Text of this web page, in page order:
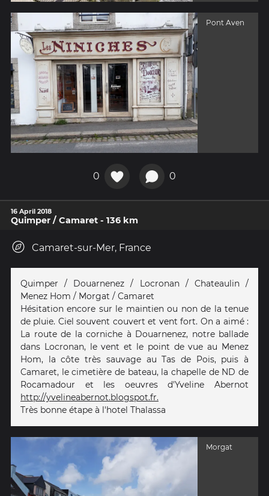
Pont Aven
0 0
16 April 2018
Quimper / Camaret - 136 km
Camaret-sur-Mer, France
Quimper / Douarnenez / Locronan / Chateaulin /
Menez Hom / Morgat / Camaret
Hésitation encore sur le maintien ou non de la tenue
de pluie. Ciel souvent couvert et vent fort. On a aimé :
La route de la corniche à Douarnenez, notre ballade
dans Locronan, le vent et le point de vue au Menez
Hom, la côte très sauvage au Tas de Pois, puis à
Camaret, le cimetière de bateau, la chapelle de ND de
Rocamadour et les oeuvres d'Yveline Abernot
http://yvelineabernot.blogspot.fr.
Très bonne étape à l'hotel Thalassa
Morgat